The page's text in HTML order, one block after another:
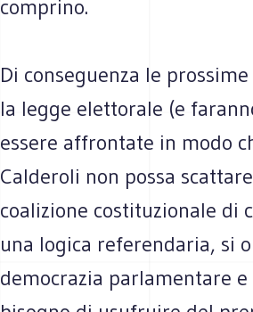
comprino.
Di conseguenza le
la legge elettorale (e
essere affrontate in modo
Calderoli non possa
coalizione costituzionale di
una logica referendaria, si
democrazia parlamentare e